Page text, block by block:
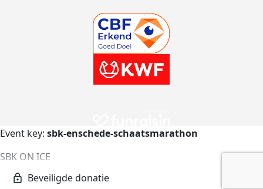
Event key: sbk-enschede-schaatsmarathon
SBK ON ICE
sbk-enschede-schaatsmarathon